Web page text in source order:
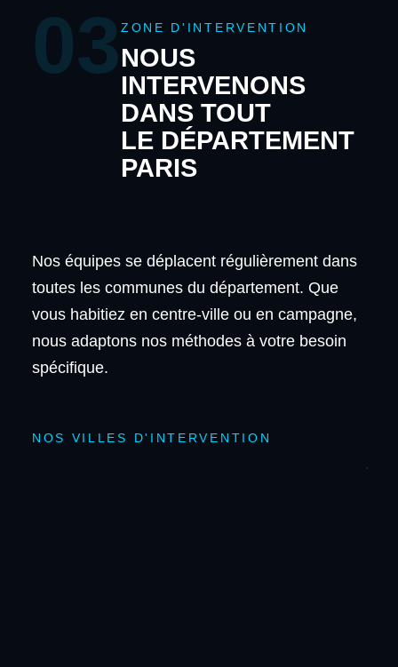
03 ZONE D'INTERVENTION
NOUS
INTERVENONS
DANS TOUT
LE DÉPARTEMENT
PARIS
Nos équipes se déplacent régulièrement dans
toutes les communes du département. Que
vous habitiez en centre-ville ou en campagne,
nous adaptons nos méthodes à votre besoin
spécifique.
NOS VILLES D'INTERVENTION